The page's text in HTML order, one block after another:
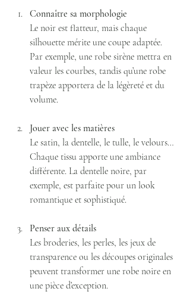
Connaître sa morphologie
Le noir est flatteur, mais chaque
silhouette mérite une coupe adaptée.
Par exemple, une robe sirène mettra en
valeur les courbes, tandis qu’une robe
trapèze apportera de la légèreté et du
volume.
Jouer avec les matières
Le satin, la dentelle, le tulle, le velours…
Chaque tissu apporte une ambiance
différente. La dentelle noire, par
exemple, est parfaite pour un look
romantique et sophistiqué.
Penser aux détails
Les broderies, les perles, les jeux de
transparence ou les découpes originales
peuvent transformer une robe noire en
une pièce d’exception.